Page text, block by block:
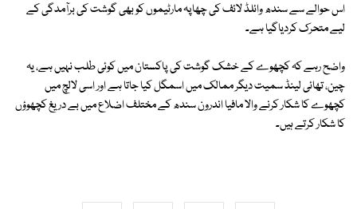
اس حوالے سے سندھ وائلڈ لائف کی چھاپہ مارٹیموں کو بھی گوشت کی برآمدگی کے
لیے متحرک کردیاگیا ہے۔
واضح رہے کہ کچھوے کے خشک گوشت کی پاکستان میں کوئی طلب نہیں ہے، یہ
چین، تھائی لینڈ سمیت دیگر ممالک میں اسمگل کیا جاتا ہے اور اسی لالچ میں
کچھوے کا شکار کرنے والا مافیا اندرون سندھ کے مختلف اضلاع میں بے دریغ کچھوؤں
کا شکار کرتے ہیں۔